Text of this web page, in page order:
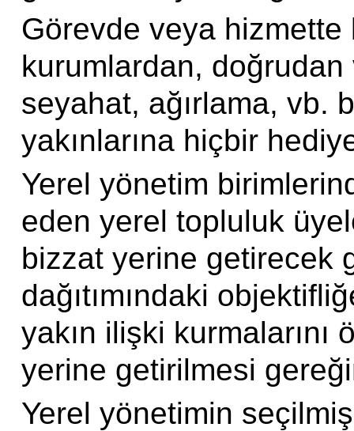
Görevde veya
kurumlardan,
seyahat, ağırlama, vb.
yakınlarına hiçbir
Yerel yönetim
eden yerel topluluk
bizzat yerine getirecek
dağıtımındaki
yakın ilişki
yerine getirilmesi
Yerel yönetimin